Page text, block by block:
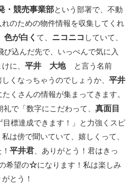
・競売事業部という部署で、不動
のための物件情報を収集してくれ
色が白く て、 ニコニコ していて、
び込んだ先で、いっぺんで気に入
に、 平井 大地
と言う名前
くなっちゃうのでしょうか、 平井
くさんの情報が集まってきます。
で「数字にこだわって、 真面目
目標達成できます！」と力強くスピ
は傍で聞いていて、嬉しくって、
平井君 、ありがとう！君はきっ
希望の☆になります！私は楽しみ
とう！